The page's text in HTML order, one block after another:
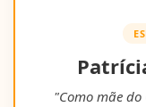
"Como mãe